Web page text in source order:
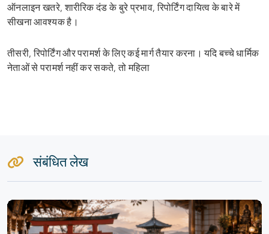
ऑनलाइन खतरे, शारीरिक दंड के बुरे प्रभाव, रिपोर्टिंग दायित्व के बारे में
सीखना आवश्यक है।
तीसरी, रिपोर्टिंग और परामर्श के लिए कई मार्ग तैयार करना। यदि बच्चे धार्मिक
नेताओं से परामर्श नहीं कर सकते, तो महिला
संबंधित लेख